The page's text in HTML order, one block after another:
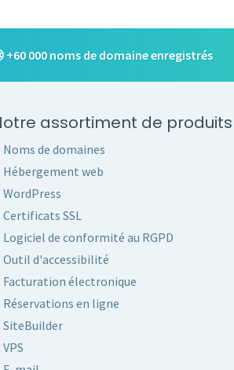
+60 000 noms de domaine enregistrés
assortiment de produits
Noms de domaines
Hébergement web
WordPress
Certificats SSL
Logiciel de conformité au RGPD
Outil d'accessibilité
Facturation électronique
Réservations en ligne
SiteBuilder
VPS